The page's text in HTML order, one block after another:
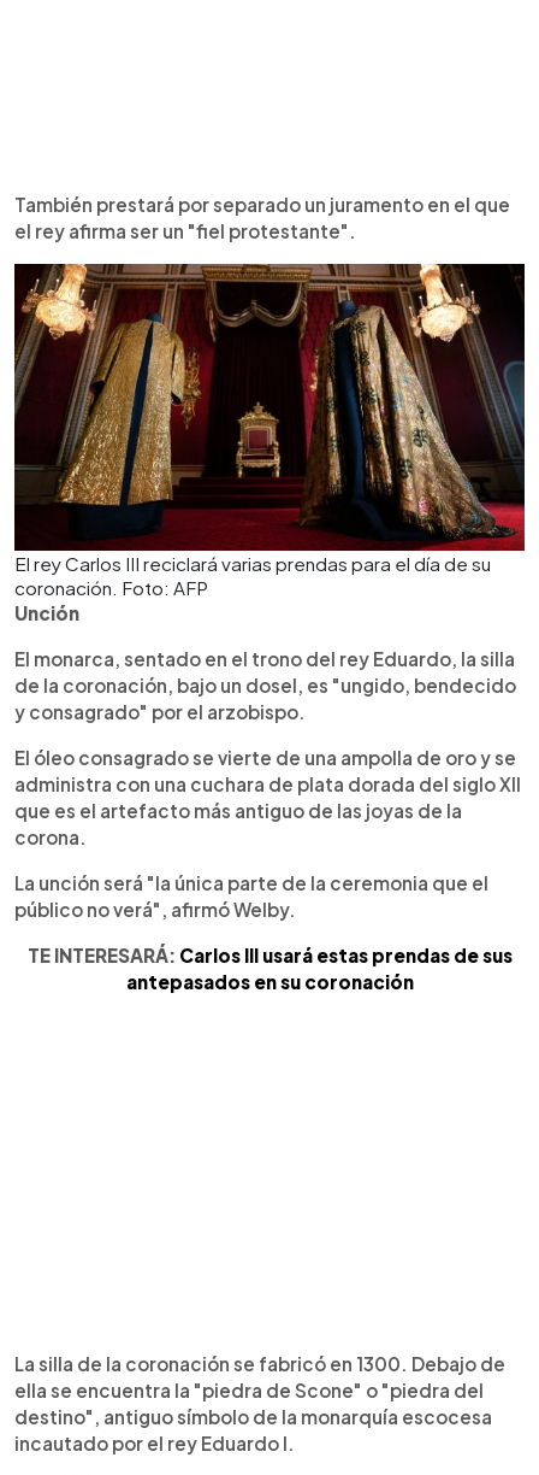
También prestará por separado un juramento en el que
el rey afirma ser un "fiel protestante".
El rey Carlos III reciclará varias prendas para el día de su
coronación. Foto: AFP
Unción
El monarca, sentado en el trono del rey Eduardo, la silla
de la coronación, bajo un dosel, es "ungido, bendecido
y consagrado" por el arzobispo.
El óleo consagrado se vierte de una ampolla de oro y se
administra con una cuchara de plata dorada del siglo XII
que es el artefacto más antiguo de las joyas de la
corona.
La unción será "la única parte de la ceremonia que el
público no verá", afirmó Welby.
TE INTERESARÁ: Carlos III usará estas prendas de sus
antepasados en su coronación
La silla de la coronación se fabricó en 1300. Debajo de
ella se encuentra la "piedra de Scone" o "piedra del
destino", antiguo símbolo de la monarquía escocesa
incautado por el rey Eduardo I.